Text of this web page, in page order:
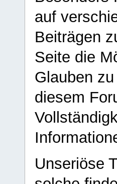
auf
Beiträgen
Seite die
Glauben
diesem
Unseriöse